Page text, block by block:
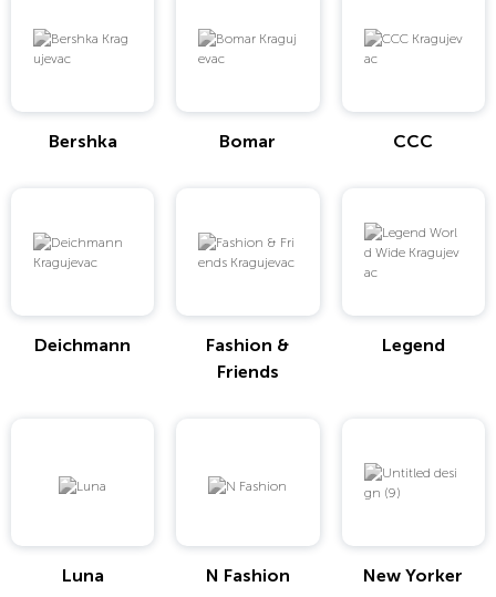
Bershka Bomar CCC
Deichmann
Fashion &
Friends
Legend
Luna N Fashion New Yorker